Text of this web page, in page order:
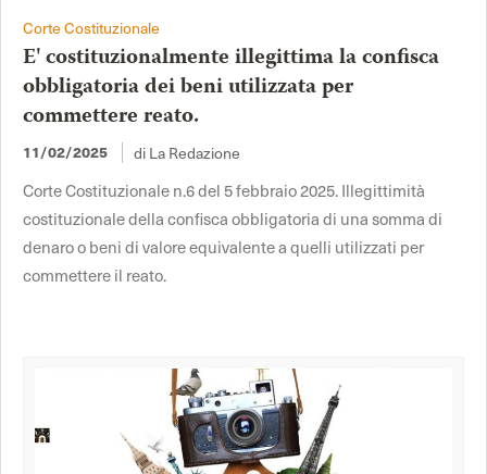
Corte Costituzionale
E' costituzionalmente illegittima la confisca
obbligatoria dei beni utilizzata per
commettere reato.
11/02/2025 di La Redazione
Corte Costituzionale n.6 del 5 febbraio 2025. Illegittimità
costituzionale della confisca obbligatoria di una somma di
denaro o beni di valore equivalente a quelli utilizzati per
commettere il reato.